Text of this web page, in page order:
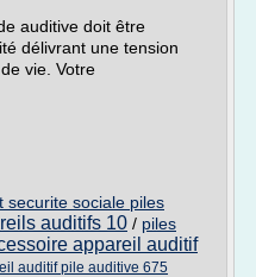
auditive doit être
délivrant une tension
vie. Votre
securite sociale piles
auditifs 10 / piles
appareil auditif
auditif pile auditive 675